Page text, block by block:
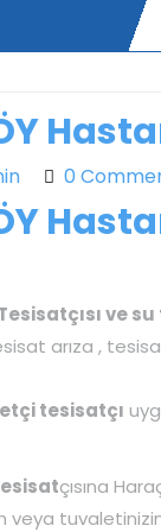
admin
0
ve su
arıza , tesisat
tesisatçı
çısına
veya